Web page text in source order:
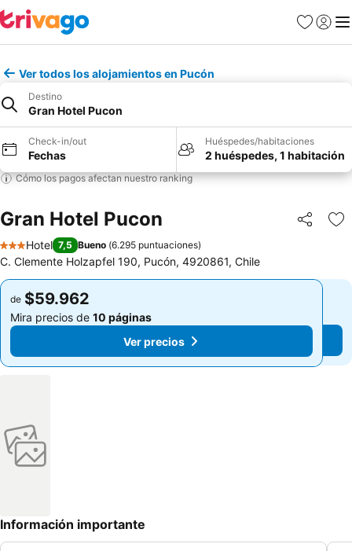
Favoritos
Iniciar
Ver todos los alojamientos en Pucón
Destino
Gran Hotel Pucon
Check-in/out
Fechas
Huéspedes/habitaciones
2 huéspedes, 1 habitación
Cómo los pagos afectan nuestro ranking
Gran Hotel Pucon Compartir
3 Estrellas
Hotel 7,5 Bueno (6.295 puntuaciones)
C. Clemente Holzapfel 190, Pucón, 4920861, Chile
de $59.962
Mira precios de 10 páginas
Ver precios
de $59.962
Mira precios de 10 páginas
Ver precios
Información importante